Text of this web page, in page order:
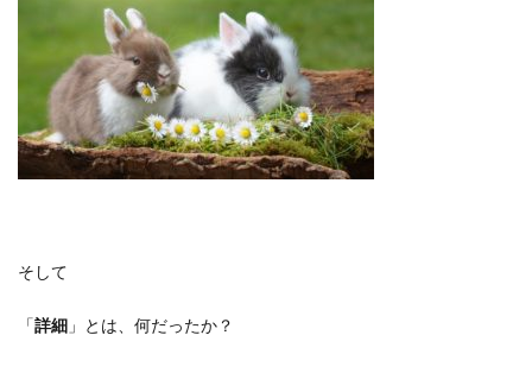
そして
「詳細 」とは、何だったか？